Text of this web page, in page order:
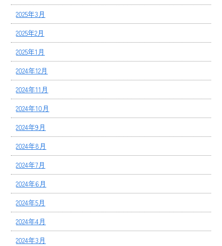
2025年3月
2025年2月
2025年1月
2024年12月
2024年11月
2024年10月
2024年9月
2024年8月
2024年7月
2024年6月
2024年5月
2024年4月
2024年3月